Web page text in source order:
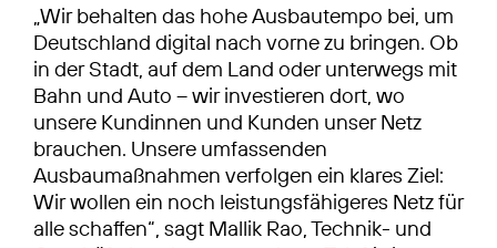
„Wir behalten das hohe Ausbautempo bei, um
Deutschland digital nach vorne zu bringen. Ob
in der Stadt, auf dem Land oder unterwegs mit
Bahn und Auto – wir investieren dort, wo
unsere Kundinnen und Kunden unser Netz
brauchen. Unsere umfassenden
Ausbaumaßnahmen verfolgen ein klares Ziel:
Wir wollen ein noch leistungsfähigeres Netz für
alle schaffen“, sagt Mallik Rao, Technik- und